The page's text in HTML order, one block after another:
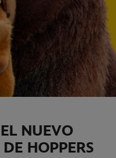
NUEVO
HOPPERS